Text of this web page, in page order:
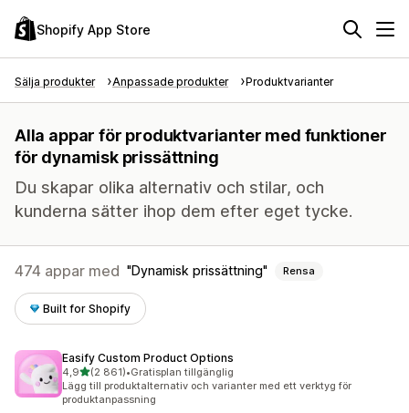
Shopify App Store
Sälja produkter Anpassade produkter Produktvarianter
Alla appar för produktvarianter med funktioner
för dynamisk prissättning
Du skapar olika alternativ och stilar, och
kunderna sätter ihop dem efter eget tycke.
474 appar med Dynamisk prissättning Rensa
Built for Shopify
Easify Custom Product Options
4,9av 5 stjärnor
(2 861)
2861 recensioner totalt
•Gratisplan tillgänglig
Lägg till produktalternativ och varianter med ett verktyg för
produktanpassning